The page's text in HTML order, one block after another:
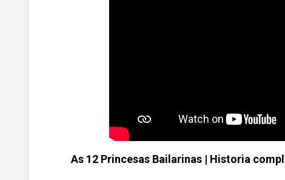
As 12 Princesas Bailarinas | Historia